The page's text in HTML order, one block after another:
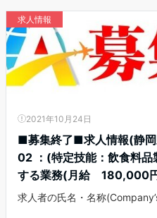
求人情報
2021年10月24日
■募集終了■求人情報(静
02 ：(特定技能：飲食料
する業務(月給 180,000
求人者の氏名・名称